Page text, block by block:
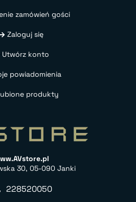
zamówień gości
Zaloguj się
Utwórz konto
powiadomienia
produkty
30, 05-090 Janki
228520050